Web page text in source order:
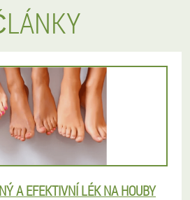
A EFEKTIVNÍ LÉK NA HOUBY